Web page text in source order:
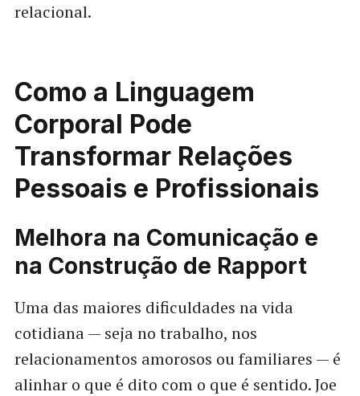
relacional.
Como a Linguagem
Corporal Pode
Transformar Relações
Pessoais e Profissionais
Melhora na Comunicação e
na Construção de Rapport
Uma das maiores dificuldades na vida
cotidiana — seja no trabalho, nos
relacionamentos amorosos ou familiares — é
alinhar o que é dito com o que é sentido. Joe